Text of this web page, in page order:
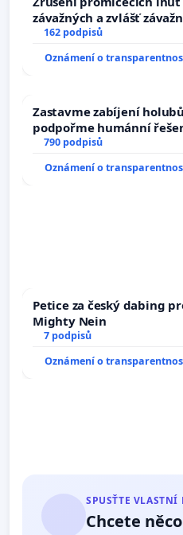
závažných a zvlášť
trestných činů
162 podpisů
Oznámení o
Zastavme zabíjení
podpořme humánní
790 podpisů
Oznámení o
Petice za český dabing
Mighty Nein
7 podpisů
Oznámení o
SPUSŤTE VLASTNÍ
Chcete